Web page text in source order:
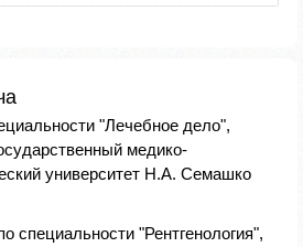
"Лечебное дело",
медико-
университет Н.А. Семашко
специальности "Рентгенология",